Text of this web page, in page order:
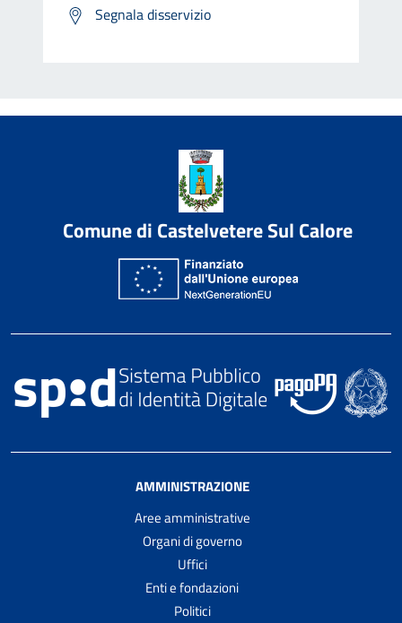
Segnala disservizio
Comune di Castelvetere Sul Calore
AMMINISTRAZIONE
Aree amministrative
Organi di governo
Uffici
Enti e fondazioni
Politici